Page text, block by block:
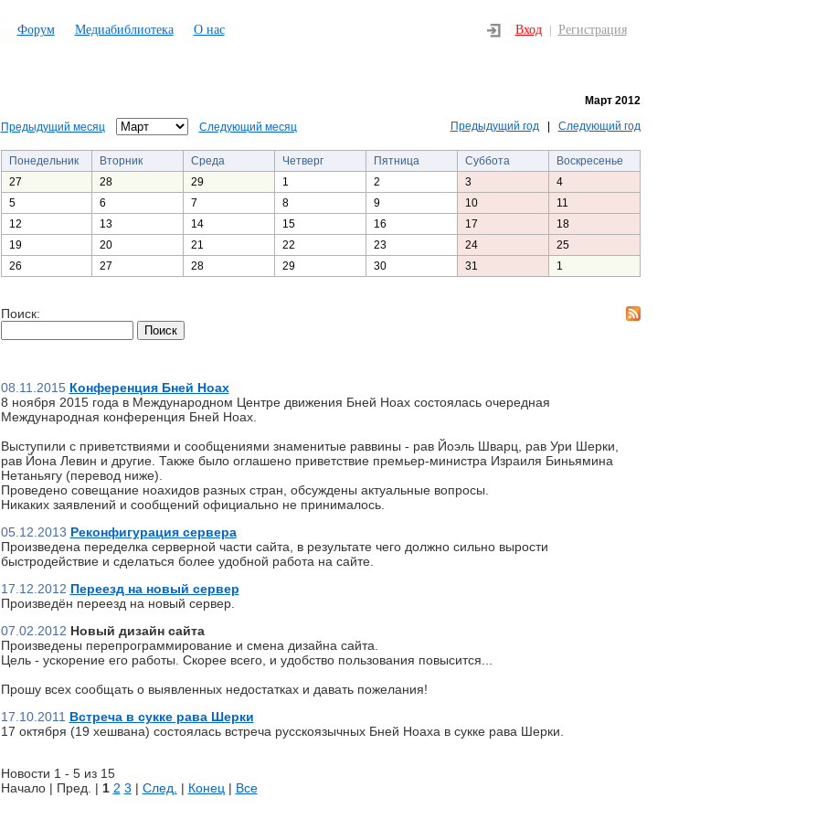
Форум Медиабиблиотека О нас Вход Регистрация
Март 2012
Предыдущий месяц Следующий месяц Предыдущий год| Следующий год
Понедельник Вторник Среда Четверг Пятница Суббота
Воскресенье
27
28 29 1 2 3
4
5
6 7 8 9 10
11
12
13 14 15 16 17
18
19
20 21 22 23 24
25
26
27 28 29 30 31 1
Поиск:
08.11.2015 Конференция Бней Ноах
8 ноября 2015 года в Международном Центре движения Бней Ноах состоялась очередная
Международная конференция Бней Ноах.
Выступили с приветствиями и сообщениями знаменитые раввины - рав Йоэль Шварц, рав Ури Шерки,
рав Йона Левин и другие. Также было оглашено приветствие премьер-министра Израиля Биньямина
Нетаньягу (перевод ниже).
Проведено совещание ноахидов разных стран, обсуждены актуальные вопросы.
Никаких заявлений и сообщений официально не принималось.
05.12.2013 Реконфигурация сервера
Произведена переделка серверной части сайта, в результате чего должно сильно вырости
быстродействие и сделаться более удобной работа на сайте.
17.12.2012 Переезд на новый сервер
Произведён переезд на новый сервер.
07.02.2012 Новый дизайн сайта
Произведены перепрограммирование и смена дизайна сайта.
Цель - ускорение его работы. Скорее всего, и удобство пользования повысится...
Прошу всех сообщать о выявленных недостатках и давать пожелания!
17.10.2011 Встреча в сукке рава Шерки
17 октября (19 хешвана) состоялась встреча русскоязычных Бней Ноаха в сукке рава Шерки.
Новости 1 - 5 из 15
Начало | Пред. | 1 2 3 | След. | Конец | Все